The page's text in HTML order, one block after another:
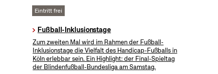
Eintritt frei
Fußball-Inklusionstage
Zum zweiten Mal wird im Rahmen der Fußball-
Inklusionstage die Vielfalt des Handicap-Fußballs in
Köln erlebbar sein. Ein Highlight: der Final-Spieltag
der Blindenfußball-Bundesliga am Samstag.